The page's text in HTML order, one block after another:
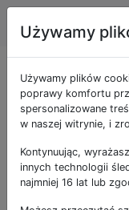
Safari
Używamy
Używamy plików
poprawy komfortu
spersonalizowane
w naszej witrynie, i
Kontynuując,
innych technologii
najmniej 16 lat lub